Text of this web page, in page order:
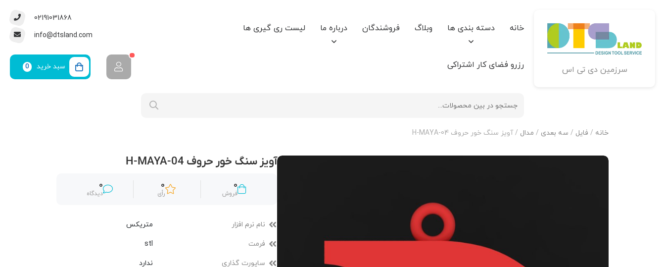
سرزمین دی تی اس
خانه دسته بندی ها وبلاگ فروشندگان درباره ما لیست ری گیری ها
رزرو فضای کار اشتراکی
02191031868
info@dtsland.com
سبد خرید 0
خانه / فایل / سه بعدی / مدال / آویز سنگ خور حروف H-MAYA-04
آویز سنگ خور حروف H-MAYA-04
0
فروش
0
رأی
0
دیدگاه
نام نرم افزار متریکس
فرمت stl
ساپورت گذاری ندارد